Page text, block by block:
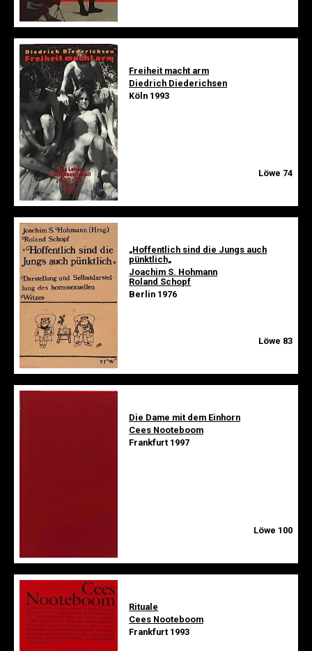
Freiheit macht arm
Diedrich Diederichsen
Köln 1993
Löwe 74
„Hoffentlich sind die Jungs auch
pünktlich„
Joachim S. Hohmann
Roland Schopf
Berlin 1976
Löwe 83
Die Dame mit dem Einhorn
Cees Nooteboom
Frankfurt 1997
Löwe 100
Rituale
Cees Nooteboom
Frankfurt 1993